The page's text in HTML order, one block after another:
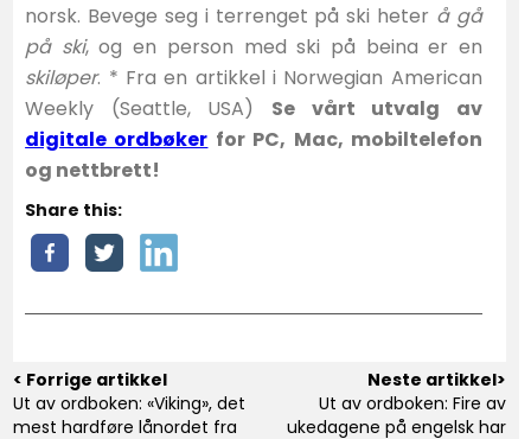
norsk. Bevege seg i terrenget på ski heter å gå
på ski, og en person med ski på beina er en
skiløper. * Fra en artikkel i Norwegian American
Weekly (Seattle, USA) Se vårt utvalg av
digitale ordbøker for PC, Mac, mobiltelefon
og nettbrett!
Share this:
< Forrige artikkel
Ut av ordboken: «Viking», det
mest hardføre lånordet fra
Neste artikkel>
Ut av ordboken: Fire av
ukedagene på engelsk har